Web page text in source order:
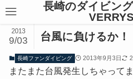
長崎のダイビン
VERRYS
台風に負けるか！
2013
9/03
長崎ファンダイビング 2013年9月3日
またまた台風発生しちゃって